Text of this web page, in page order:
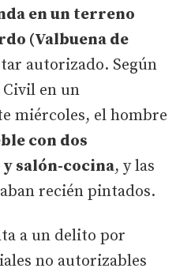
en un terreno
(Valbuena de
autorizado. Según
en un
miércoles, el hombre
con dos
salón-cocina, y las
recién pintados.
a un delito por
no autorizables